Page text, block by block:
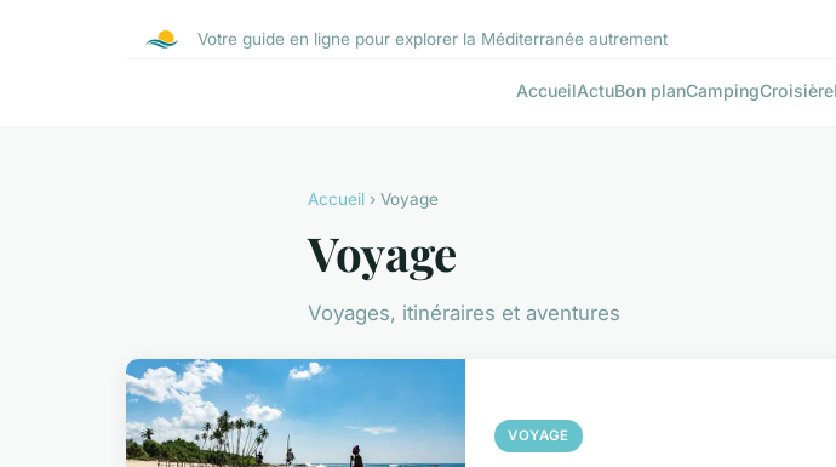
Votre guide en ligne pour explorer la Méditerranée autrement
AccueilActuBon planCampingCroisière
Accueil › Voyage
Voyage
Voyages, itinéraires et aventures
VOYAGE